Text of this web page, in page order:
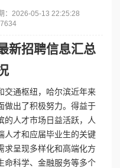
： 2026-05-13 22:25:28
新招聘信息汇总
交通枢纽，哈尔滨近年来
做出了积极努力。得益于
的人才市场日益活跃，人
人才和应届毕业生的关键
求呈现多样化和高端化方
命科学、金融服务等多个